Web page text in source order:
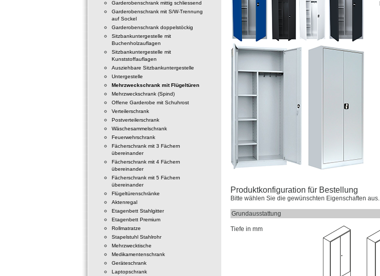
Garderobenschrank mittig schliessend
Garderobenschrank mit S/W-Trennung
auf Sockel
Garderobenschrank doppelstöckig
Sitzbankuntergestelle mit
Buchenholzauflagen
Sitzbankuntergestelle mit
Kunststoffauflagen
Ausziehbare Sitzbankuntergestelle
Untergestelle
Mehrzweckschrank mit Flügeltüren
Mehrzweckschrank (Spind)
Offene Garderobe mit Schuhrost
Verteilerschrank
Postverteilerschrank
Wäschesammelschrank
Feuerwehrschrank
Fächerschrank mit 3 Fächern
übereinander
Fächerschrank mit 4 Fächern
übereinander
Fächerschrank mit 5 Fächern
übereinander
Flügeltürenschränke
Aktenregal
Etagenbett Stahlgitter
Etagenbett Premium
Rollmatratze
Stapelstuhl Stahlrohr
Mehrzwecktische
Medikamentenschrank
Geräteschrank
Laptopschrank
Produktkonfiguration für Bestellung
Bitte wählen Sie die gewünschten Eigenschaften aus.
Grundausstattung
Tiefe in mm